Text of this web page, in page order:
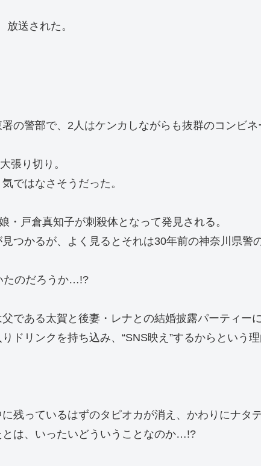
送された。
の警部で、2人はケンカしながらも抜群のコンビネ
張り切り。
ではなさそうだった。
・戸倉真知子が刺殺体となって発見される。
つかるが、よく見るとそれは30年前の神奈川県警
たのだろうか…!?
である太賀と後妻・レナとの結婚披露パーティー
リンクを持ち込み、“SNS映え”するからという
残っているはずのタピオカが消え、かわりにナタ
は、いったいどういうことなのか…!?